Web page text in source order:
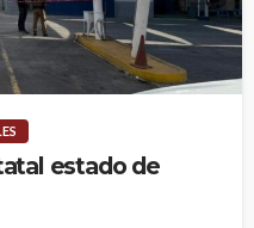
estado de